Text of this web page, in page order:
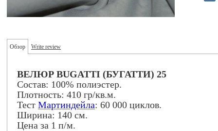
Обзор Write review
ВЕЛЮР BUGATTI (БУГАТТИ) 25
Состав: 100% полиэстер.
Плотность: 410 гр/кв.м.
Тест Мартиндейла: 60 000 циклов.
Ширина: 140 см.
Цена за 1 п/м.